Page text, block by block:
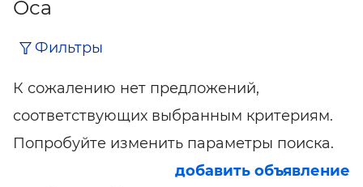
Оса
Фильтры
К сожалению нет предложений,
соответствующих выбранным критериям.
Попробуйте изменить параметры поиска.
добавить объявление